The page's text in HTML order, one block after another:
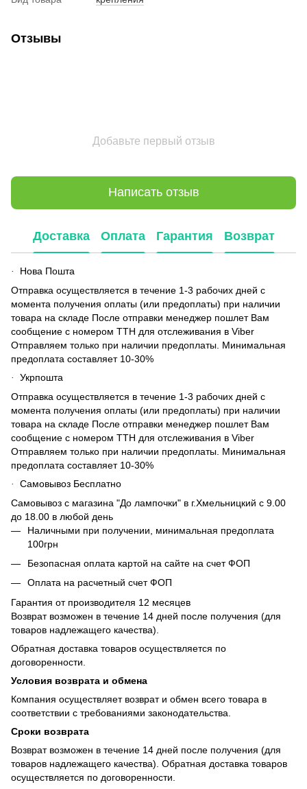
Отзывы
Добавьте первый отзыв
Написать отзыв
Доставка Оплата Гарантия Возврат
·
Нова Пошта
Отправка осуществляется в течение 1-3 рабочих дней с
момента получения оплаты (или предоплаты) при наличии
товара на складе После отправки менеджер пошлет Вам
сообщение с номером ТТН для отслеживания в Viber
Отправляем только при наличии предоплаты. Минимальная
предоплата составляет 10-30%
·
Укрпошта
Отправка осуществляется в течение 1-3 рабочих дней с
момента получения оплаты (или предоплаты) при наличии
товара на складе После отправки менеджер пошлет Вам
сообщение с номером ТТН для отслеживания в Viber
Отправляем только при наличии предоплаты. Минимальная
предоплата составляет 10-30%
·
Самовывоз Бесплатно
Самовывоз с магазина "До лампочки" в г.Хмельницкий с 9.00
до 18.00 в любой день
Наличными при получении, минимальная предоплата
100грн
Безопасная оплата картой на сайте на счет ФОП
Оплата на расчетный счет ФОП
Гарантия от производителя 12 месяцев
Возврат возможен в течение 14 дней после получения (для
товаров надлежащего качества).
Обратная доставка товаров осуществляется по
договоренности.
Условия возврата и обмена
Компания осуществляет возврат и обмен всего товара в
соответствии с требованиями законодательства.
Сроки возврата
Возврат возможен в течение 14 дней после получения (для
товаров надлежащего качества). Обратная доставка товаров
осуществляется по договоренности.